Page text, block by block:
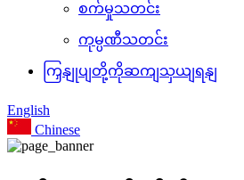
စက်မှုသတင်း
ကုမ္ပဏီသတင်း
ကြှနျုပျတို့ကိုဆကျသှယျရနျ
English
Chinese